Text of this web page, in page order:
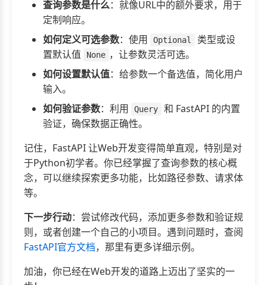
查询参数是什么：就像URL中的额外要求，用于
定制响应。
如何定义可选参数：使用 Optional
类型或设
置默认值
None ，让参数灵活可选。
如何设置默认值：给参数一个备选值，简化用户
输入。
如何验证参数：利用 Query
和 FastAPI 的内置
验证，确保数据正确性。
记住，FastAPI 让Web开发变得简单直观，特别是对
于Python初学者。你已经掌握了查询参数的核心概
念，可以继续探索更多功能，比如路径参数、请求体
等。
下一步行动：尝试修改代码，添加更多参数和验证规
则，或者创建一个自己的小项目。遇到问题时，查阅
FastAPI官方文档，那里有更多详细示例。
加油，你已经在Web开发的道路上迈出了坚实的一